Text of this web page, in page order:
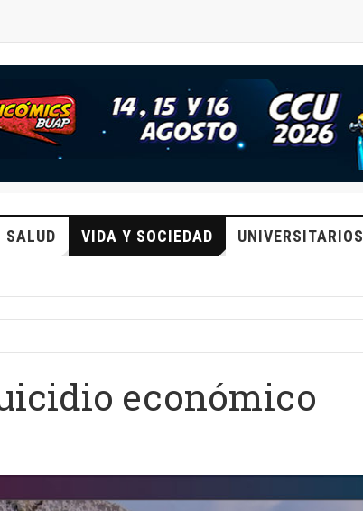
SALUD VIDA Y SOCIEDAD UNIVERSITARIOS
económico